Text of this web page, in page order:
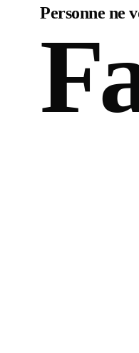
Personne ne